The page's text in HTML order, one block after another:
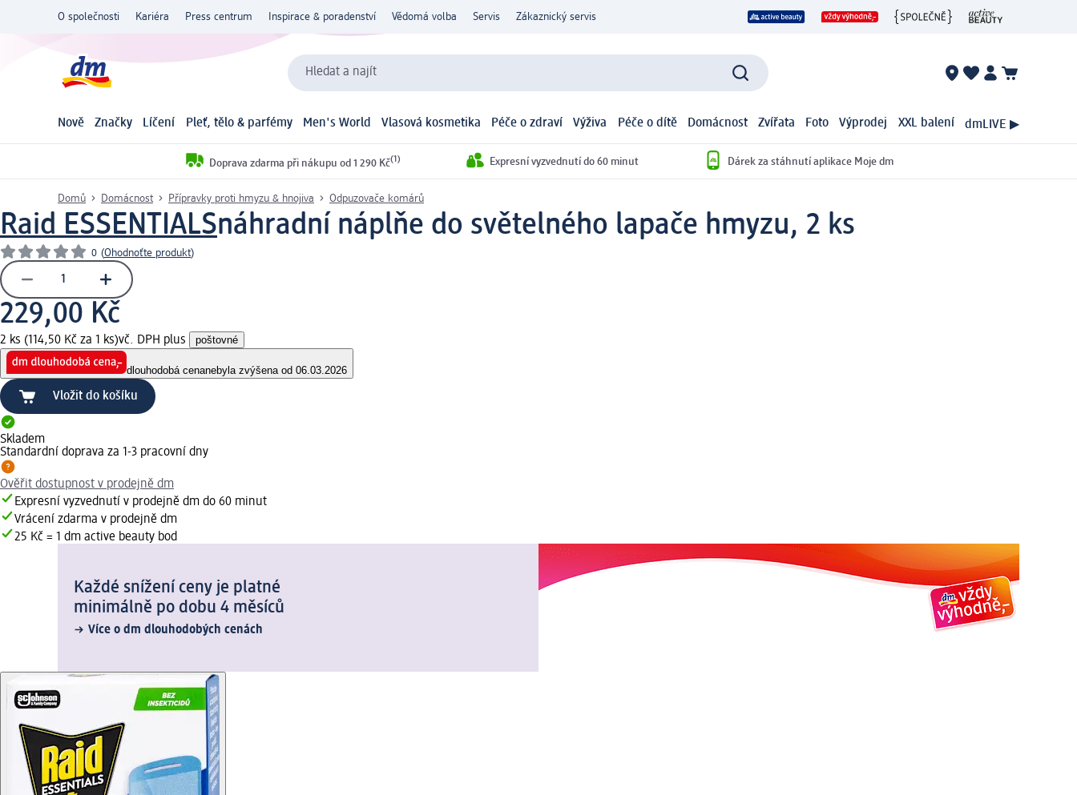
O společnosti Kariéra Press centrum Inspirace & poradenství Vědomá volba Servis Zákaznický servis
Hledat a najít
Nově Značky Líčení Pleť, tělo & parfémy Men's World Vlasová kosmetika Péče o zdraví Výživa Péče o dítě Domácnost Zvířata Foto Výprodej XXL balení dmLIVE ▶
Doprava zdarma při nákupu od 1 290 Kč(1) Expresní vyzvednutí do 60 minut Dárek za stáhnutí aplikace Moje dm
Domů Domácnost Přípravky proti hmyzu & hnojiva Odpuzovače komárů
Raid ESSENTIALSnáhradní náplňe do světelného lapače hmyzu, 2 ks
0 (Ohodnoťte produkt)
229,00 Kč
2 ks (114,50 Kč za 1 ks)vč. DPH plus poštovné
dlouhodobá cenanebyla zvýšena od 06.03.2026
Vložit do košíku
Skladem
Standardní doprava za 1-3 pracovní dny
Ověřit dostupnost v prodejně dm
Expresní vyzvednutí v prodejně dm do 60 minut
Vrácení zdarma v prodejně dm
25 Kč = 1 dm active beauty bod
Každé snížení ceny je platné
minimálně po dobu 4 měsíců
Více o dm dlouhodobých cenách